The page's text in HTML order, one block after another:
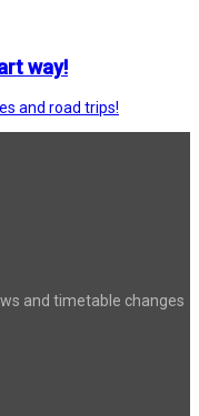
way!
and road trips!
and timetable changes